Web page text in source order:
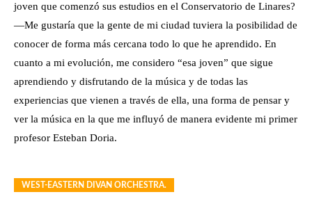
joven que comenzó sus estudios en el Conservatorio de Linares?
—Me gustaría que la gente de mi ciudad tuviera la posibilidad de
conocer de forma más cercana todo lo que he aprendido. En
cuanto a mi evolución, me considero “esa joven” que sigue
aprendiendo y disfrutando de la música y de todas las
experiencias que vienen a través de ella, una forma de pensar y
ver la música en la que me influyó de manera evidente mi primer
profesor Esteban Doria.
WEST-EASTERN DIVAN ORCHESTRA.